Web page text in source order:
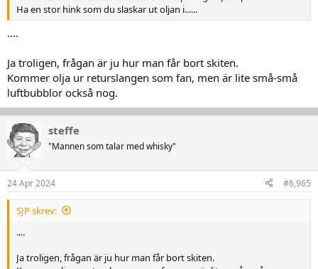
Ha en stor hink som du slaskar ut oljan i......
....
Ja troligen, frågan är ju hur man får bort skiten.
Kommer olja ur returslangen som fan, men är lite små-små
luftbubblor också nog.
steffe
"Mannen som talar med whisky"
24 Apr 2024 #6,965
SJP skrev:
....
Ja troligen, frågan är ju hur man får bort skiten.